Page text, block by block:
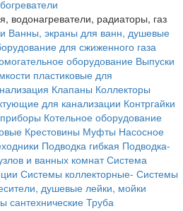
водонагреватели, радиаторы, газ
Ванны, экраны для ванн, душевые
для сжиженного газа
оборудование Выпуски
пластиковые для
Клапаны Коллекторы
для канализации Контргайки
Котельное оборудование
Крестовины Муфты Насосное
Подводка гибкая Подводка-
и ванных комнат Система
Системы коллекторные- Системы
душевые лейки, мойки
сантехнические Труба